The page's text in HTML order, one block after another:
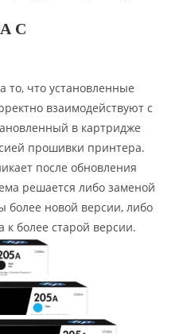
С
то, что установленные
взаимодействуют с
в картридже
прошивки принтера.
после обновления
решается либо заменой
более новой версии, либо
более старой версии.